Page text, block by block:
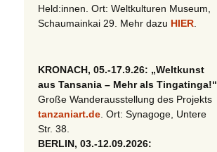
Held:innen. Ort: Weltkulturen Museum,
Schaumainkai 29. Mehr dazu HIER
KRONACH, 05.-17.9.26: „Weltkunst
aus Tansania – Mehr als Tingatinga!“
Große Wanderausstellung des Projekts
tanzaniart.de . Ort: Synagoge, Untere
Str. 38.
BERLIN, 03.-12.09.2026: